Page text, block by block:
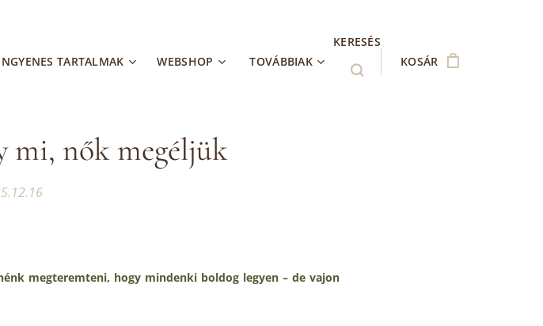
TARTALMAK WEBSHOP TOVÁBBIAK
KERESÉS
KOSÁR
mi, nők megéljük
megteremteni, hogy mindenki boldog legyen – de vajon